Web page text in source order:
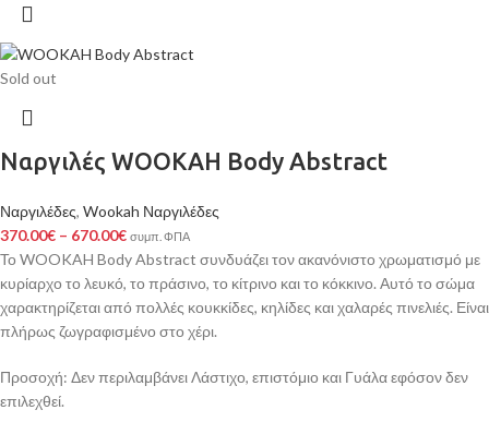
Sold out
Ναργιλές WOOKAH Body Abstract
Ναργιλέδες, Wookah Ναργιλέδες
370.00€ – 670.00€ συμπ. ΦΠΑ
Το WOOKAH Body Abstract συνδυάζει τον ακανόνιστο χρωματισμό με
κυρίαρχο το λευκό, το πράσινο, το κίτρινο και το κόκκινο. Αυτό το σώμα
χαρακτηρίζεται από πολλές κουκκίδες, κηλίδες και χαλαρές πινελιές. Είναι
πλήρως ζωγραφισμένο στο χέρι.
Προσοχή: Δεν περιλαμβάνει Λάστιχο, επιστόμιο και Γυάλα εφόσον δεν
επιλεχθεί.